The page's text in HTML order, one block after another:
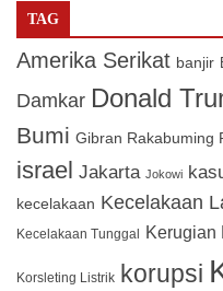
TAG
Amerika Serikat banjir
Damkar Donald
Bumi Gibran Rakabuming
israel Jakarta Jokowi
kecelakaan Kecelakaan
Kecelakaan Tunggal Kerugian
Korsleting Listrik korupsi